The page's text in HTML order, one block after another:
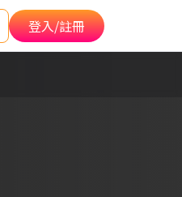
登入/註冊